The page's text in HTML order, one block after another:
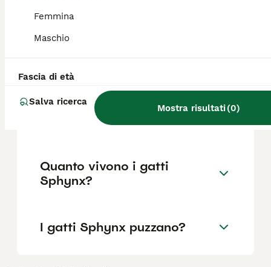
Femmina
Maschio
Fascia di età
Salva ricerca
Mostra risultati(0)
Perché lo Sphynx non ha il
Cosa sapere prima di
prendere uno Sphynx?
Quanto vivono i gatti
Sphynx?
I gatti Sphynx puzzano?